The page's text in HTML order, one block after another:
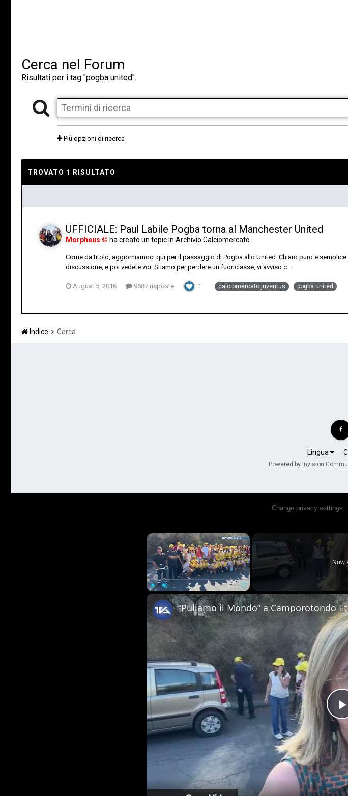
Cerca nel Forum
Risultati per i tag ''pogba united''.
Più opzioni di ricerca
TROVATO 1 RISULTATO
UFFICIALE: Paul Labile Pogba torna al Manchester United
Morpheus © ha creato un topic in Archivio Calciomercato
Come da titolo, aggiorniamoci qui per il passaggio di Pogba allo United. Chiaro puro e
discussione, e poi vedete voi. Stiamo per perdere un fuoriclasse, vi avviso c...
August 5, 2016 9687 risposte 1 calciomercato juventus pogba united
Indice Cerca
Lingua
Powered by Invision
Change privacy settings
×
Unmute Fullscreen
Now
“Puliamo il Mondo” a Camporotondo